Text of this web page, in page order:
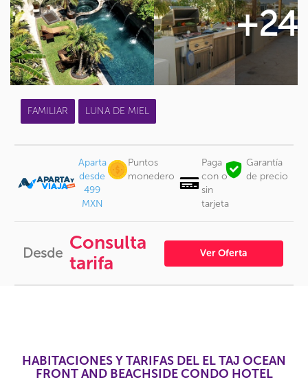
+24
FAMILIAR LUNA DE MIEL
Aparta
desde
499
MXN
Puntos
monedero
Paga
con o
sin
tarjeta
Garantía
de precio
Desde Consulta
tarifa
Ver Oferta
HABITACIONES Y TARIFAS DEL EL TAJ OCEAN
FRONT AND BEACHSIDE CONDO HOTEL